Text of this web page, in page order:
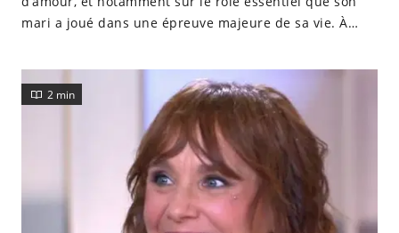
mari a joué dans une épreuve majeure de sa vie. À
chanteuse s’est confiée sans détour sur celui qui
partage sa vie depuis plusieurs années.
2 min